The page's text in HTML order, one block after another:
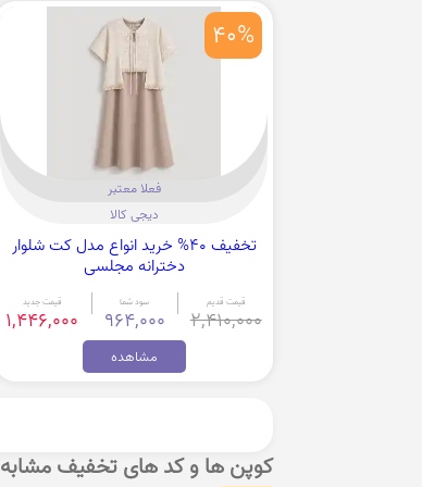
40%
فعلا معتبر
دیجی کالا
تخفیف 40% خرید انواع مدل کت شلوار
دخترانه مجلسی
قیمت قدیم
2,410,000
سود شما
964,000
قیمت جدید
1,446,000
مشاهده
کوپن ها و کد های تخفیف مشابه